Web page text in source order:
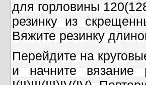
для горловины
резинку из
Вяжите резинку
Перейдите на
и начните